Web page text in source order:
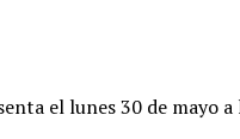
el lunes 30 de mayo